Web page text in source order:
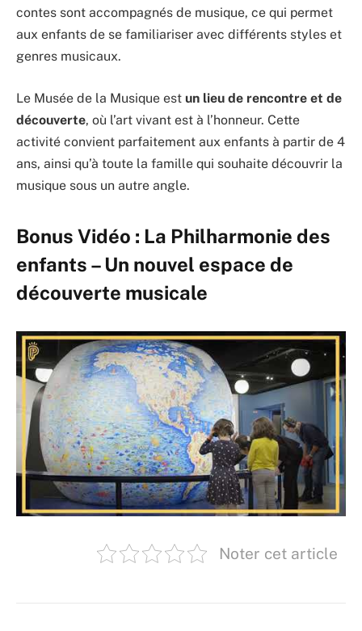
contes sont accompagnés de musique, ce qui permet
aux enfants de se familiariser avec différents styles et
genres musicaux.
Le Musée de la Musique est un lieu de rencontre et de
découverte, où l’art vivant est à l’honneur. Cette
activité convient parfaitement aux enfants à partir de 4
ans, ainsi qu’à toute la famille qui souhaite découvrir la
musique sous un autre angle.
Bonus Vidéo : La Philharmonie des
enfants – Un nouvel espace de
découverte musicale
Noter cet article